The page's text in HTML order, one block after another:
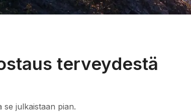
terveydestä
se julkaistaan pian.